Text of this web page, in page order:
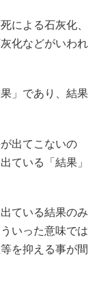
による石灰化、
化などがいわれ
」であり、結果
出てこないの
ている「結果」
ている結果のみ
いった意味では
を抑える事が間